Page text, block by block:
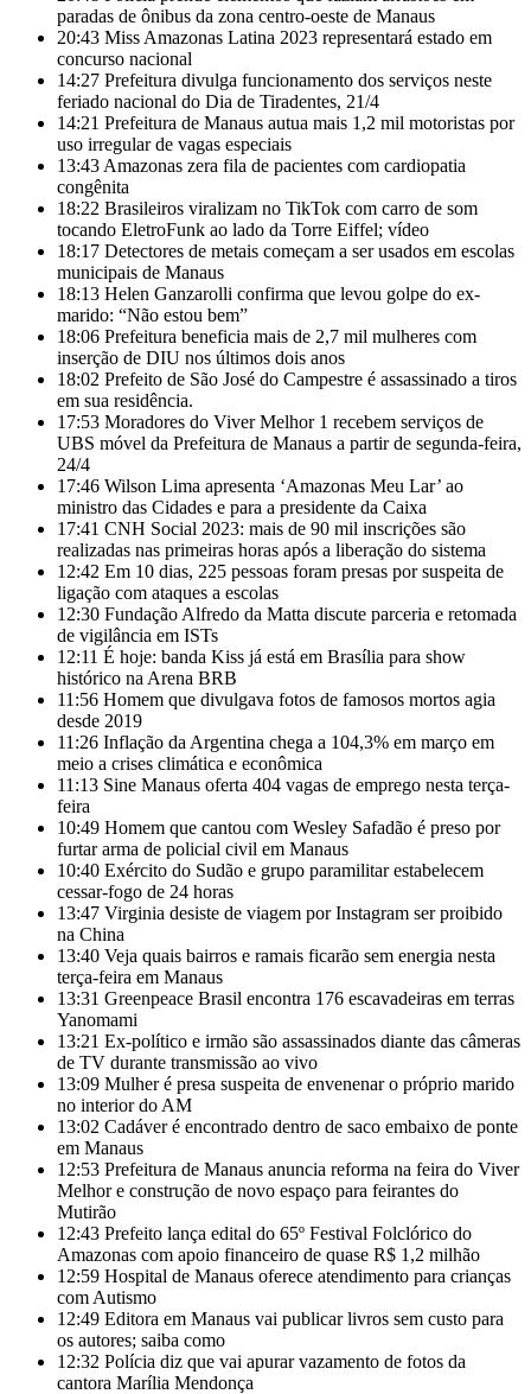
paradas de ônibus da zona centro-oeste de Manaus
20:43 Miss Amazonas Latina 2023 representará estado em
concurso nacional
14:27 Prefeitura divulga funcionamento dos serviços neste
feriado nacional do Dia de Tiradentes, 21/4
14:21 Prefeitura de Manaus autua mais 1,2 mil motoristas por
uso irregular de vagas especiais
13:43 Amazonas zera fila de pacientes com cardiopatia
congênita
18:22 Brasileiros viralizam no TikTok com carro de som
tocando EletroFunk ao lado da Torre Eiffel; vídeo
18:17 Detectores de metais começam a ser usados em escolas
municipais de Manaus
18:13 Helen Ganzarolli confirma que levou golpe do ex-
marido: “Não estou bem”
18:06 Prefeitura beneficia mais de 2,7 mil mulheres com
inserção de DIU nos últimos dois anos
18:02 Prefeito de São José do Campestre é assassinado a tiros
em sua residência.
17:53 Moradores do Viver Melhor 1 recebem serviços de
UBS móvel da Prefeitura de Manaus a partir de segunda-feira,
24/4
17:46 Wilson Lima apresenta ‘Amazonas Meu Lar’ ao
ministro das Cidades e para a presidente da Caixa
17:41 CNH Social 2023: mais de 90 mil inscrições são
realizadas nas primeiras horas após a liberação do sistema
12:42 Em 10 dias, 225 pessoas foram presas por suspeita de
ligação com ataques a escolas
12:30 Fundação Alfredo da Matta discute parceria e retomada
de vigilância em ISTs
12:11 É hoje: banda Kiss já está em Brasília para show
histórico na Arena BRB
11:56 Homem que divulgava fotos de famosos mortos agia
desde 2019
11:26 Inflação da Argentina chega a 104,3% em março em
meio a crises climática e econômica
11:13 Sine Manaus oferta 404 vagas de emprego nesta terça-
feira
10:49 Homem que cantou com Wesley Safadão é preso por
furtar arma de policial civil em Manaus
10:40 Exército do Sudão e grupo paramilitar estabelecem
cessar-fogo de 24 horas
13:47 Virginia desiste de viagem por Instagram ser proibido
na China
13:40 Veja quais bairros e ramais ficarão sem energia nesta
terça-feira em Manaus
13:31 Greenpeace Brasil encontra 176 escavadeiras em terras
Yanomami
13:21 Ex-político e irmão são assassinados diante das câmeras
de TV durante transmissão ao vivo
13:09 Mulher é presa suspeita de envenenar o próprio marido
no interior do AM
13:02 Cadáver é encontrado dentro de saco embaixo de ponte
em Manaus
12:53 Prefeitura de Manaus anuncia reforma na feira do Viver
Melhor e construção de novo espaço para feirantes do
Mutirão
12:43 Prefeito lança edital do 65º Festival Folclórico do
Amazonas com apoio financeiro de quase R$ 1,2 milhão
12:59 Hospital de Manaus oferece atendimento para crianças
com Autismo
12:49 Editora em Manaus vai publicar livros sem custo para
os autores; saiba como
12:32 Polícia diz que vai apurar vazamento de fotos da
cantora Marília Mendonça